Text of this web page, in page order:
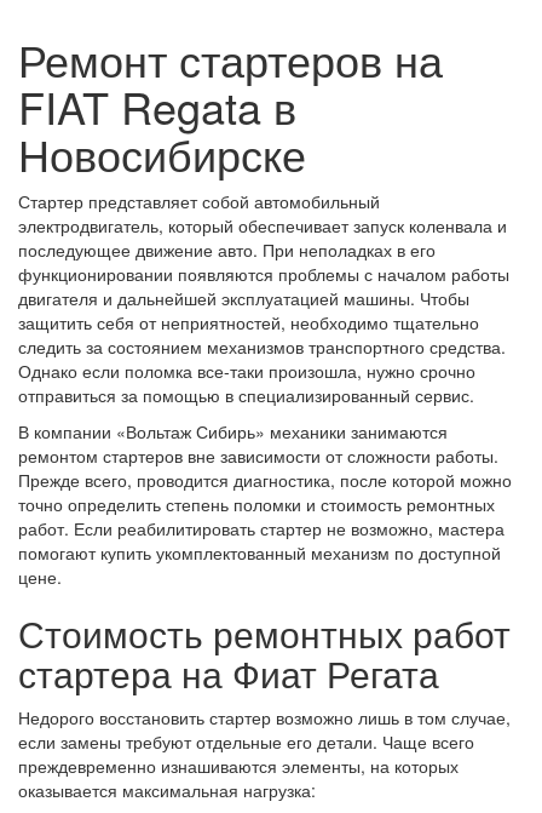
Ремонт стартеров на
FIAT Regata в
Новосибирске
Стартер представляет собой автомобильный
электродвигатель, который обеспечивает запуск коленвала и
последующее движение авто. При неполадках в его
функционировании появляются проблемы с началом работы
двигателя и дальнейшей эксплуатацией машины. Чтобы
защитить себя от неприятностей, необходимо тщательно
следить за состоянием механизмов транспортного средства.
Однако если поломка все-таки произошла, нужно срочно
отправиться за помощью в специализированный сервис.
В компании «Вольтаж Сибирь» механики занимаются
ремонтом стартеров вне зависимости от сложности работы.
Прежде всего, проводится диагностика, после которой можно
точно определить степень поломки и стоимость ремонтных
работ. Если реабилитировать стартер не возможно, мастера
помогают купить укомплектованный механизм по доступной
цене.
Стоимость ремонтных работ
стартера на Фиат Регата
Недорого восстановить стартер возможно лишь в том случае,
если замены требуют отдельные его детали. Чаще всего
преждевременно изнашиваются элементы, на которых
оказывается максимальная нагрузка: